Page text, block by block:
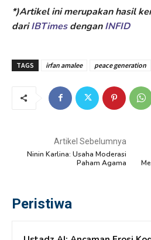
*)Artikel ini merupakan hasil
dariIBTimesdenganINFID
TAGS irfan amalee peace generation
Artikel Sebelumnya
Ninin Karlina: Usaha Moderasi
Paham Agama
Peristiwa